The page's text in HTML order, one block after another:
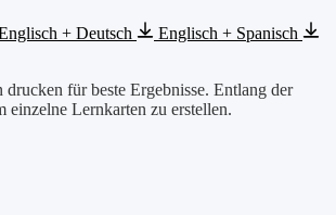
+ Deutsch
Englisch + Spanisch
für beste Ergebnisse. Entlang der
einzelne Lernkarten zu erstellen.